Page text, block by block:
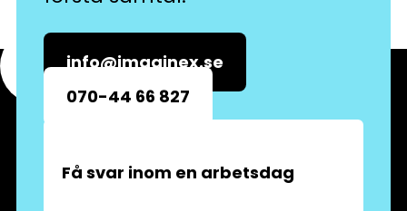
info@imaginex.se
070-44 66 827
Få svar inom en arbetsdag